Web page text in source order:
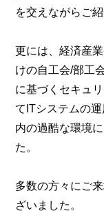
を交えながらご
更には、経済産
けの自工会/部工
に基づくセキュ
てITシステムの
内の過酷な環境
た。
多数の方々にご
ざいました。